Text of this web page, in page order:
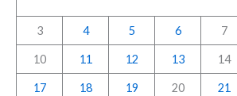
3 4 5 6 7
10 11 12 13 14
17 18 19 20 21